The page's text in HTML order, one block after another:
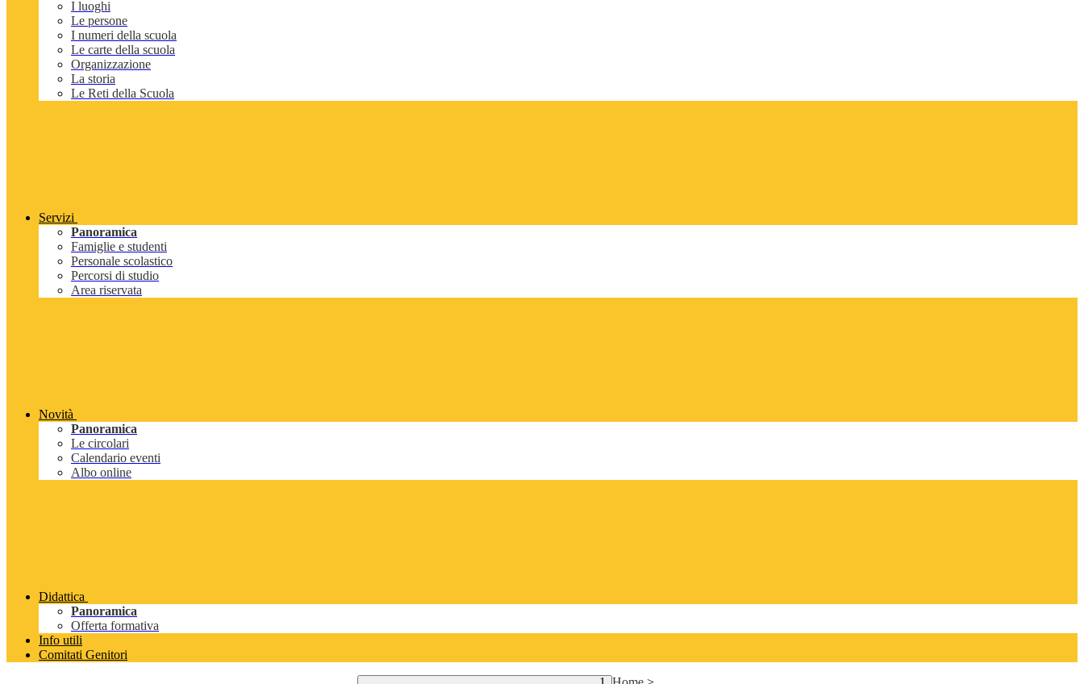
I luoghi
Le persone
I numeri della scuola
Le carte della scuola
Organizzazione
La storia
Le Reti della Scuola
Servizi
Panoramica
Famiglie e studenti
Personale scolastico
Percorsi di studio
Area riservata
Novità
Panoramica
Le circolari
Calendario eventi
Albo online
Didattica
Panoramica
Offerta formativa
Info utili
Comitati Genitori